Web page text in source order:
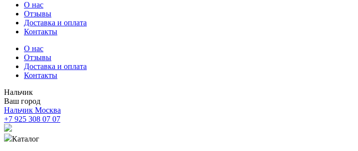
О нас
Отзывы
Доставка и оплата
Контакты
О нас
Отзывы
Доставка и оплата
Контакты
Нальчик
Ваш город
Нальчик Москва
+7 925 308 07 07
Каталог